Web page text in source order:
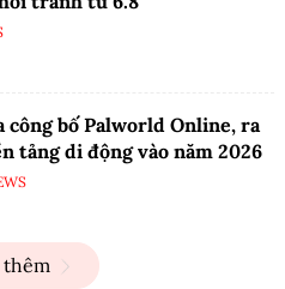
công bố Palworld Online, ra
tảng di động vào năm 2026
thêm